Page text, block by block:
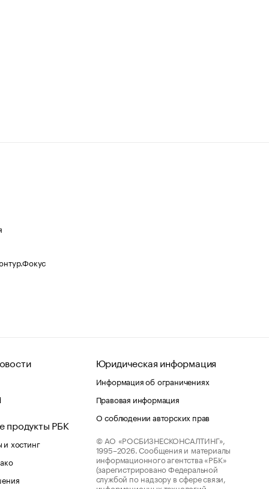
продукты РБК
хостинг
Юридическая информация
Информация об ограничениях
Правовая информация
О соблюдении авторских прав
© АО «РОСБИЗНЕСКОНСАЛТИНГ»,
1995–2026. Сообщения и материалы
информационного агентства «РБК»
(зарегистрировано Федеральной
службой по надзору в сфере связи,